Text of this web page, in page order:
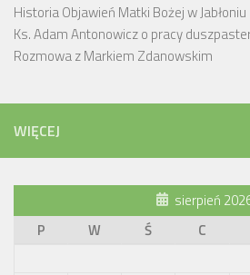
Historia Objawień Matki Bożej w Jabłoniu
Ks. Adam Antonowicz o pracy
Rozmowa z Markiem Zdanowskim
WIĘCEJ
sierpień
P
W Ś C